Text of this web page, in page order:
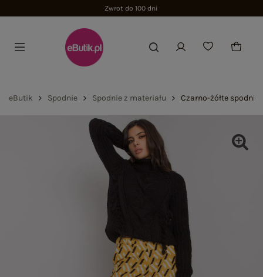
Zwrot do 100 dni
eButik Spodnie Spodnie z materiału Czarno-żółte spodnie